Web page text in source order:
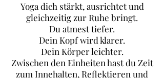
Yoga dich stärkt, ausrichtet und
gleichzeitig zur Ruhe bringt.
Du atmest tiefer.
Dein Kopf wird klarer.
Dein Körper leichter.
Zwischen den Einheiten hast du Zeit
zum Innehalten, Reflektieren und